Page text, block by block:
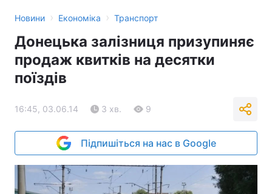
Новини › Економіка › Транспорт
Донецька залізниця призупиняє
продаж квитків на десятки
поїздів
16:45, 03.06.14 3 хв. 9
Підпишіться на нас в Google